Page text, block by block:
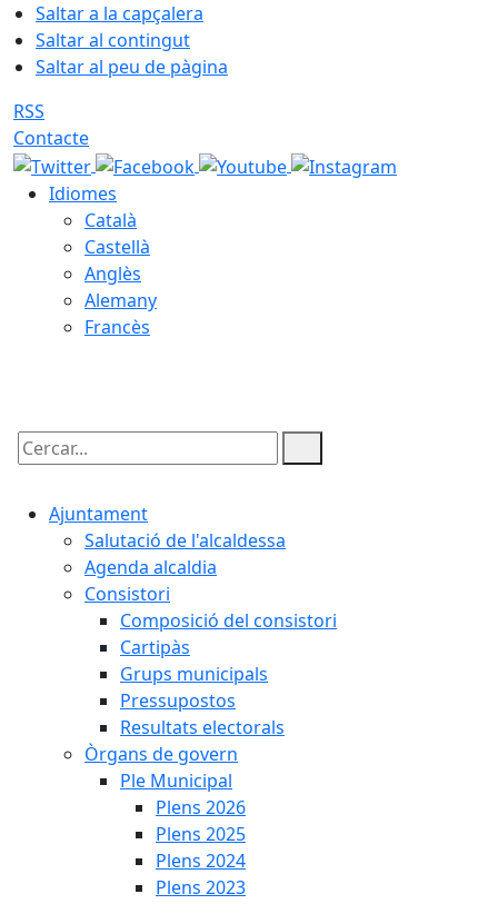
Saltar a la capçalera
Saltar al contingut
Saltar al peu de pàgina
RSS
Contacte
Idiomes
Català
Castellà
Anglès
Alemany
Francès
Cercar:
Ajuntament
Salutació de l'alcaldessa
Agenda alcaldia
Consistori
Composició del consistori
Cartipàs
Grups municipals
Pressupostos
Resultats electorals
Òrgans de govern
Ple Municipal
Plens 2026
Plens 2025
Plens 2024
Plens 2023